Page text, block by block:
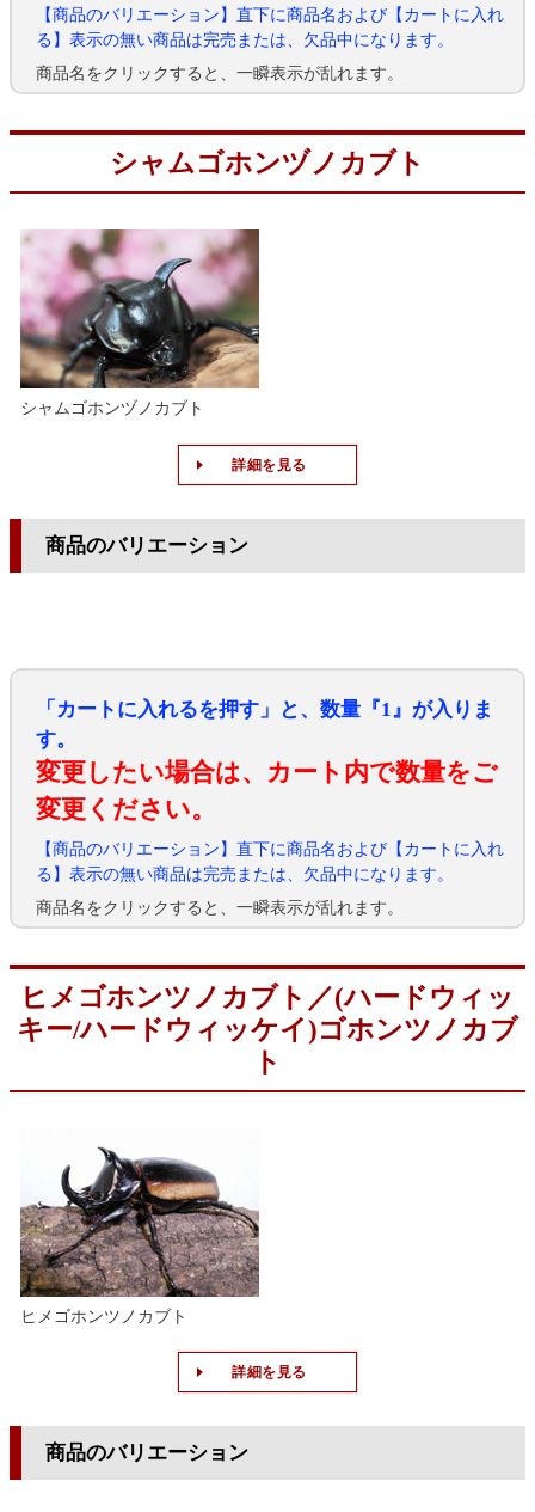
【商品のバリエーション】直下に商品名および【カートに入れ
る】表示の無い商品は完売または、欠品中になります。
商品名をクリックすると、一瞬表示が乱れます。
シャムゴホンヅノカブト
シャムゴホンヅノカブト
詳細を見る
商品のバリエーション
「カートに入れるを押す」と、数量『1』が入りま
す。
変更したい場合は、カート内で数量をご
変更ください。
【商品のバリエーション】直下に商品名および【カートに入れ
る】表示の無い商品は完売または、欠品中になります。
商品名をクリックすると、一瞬表示が乱れます。
ヒメゴホンツノカブト／(ハードウィッ
キー/ハードウィッケイ)ゴホンツノカブ
ト
ヒメゴホンツノカブト
詳細を見る
商品のバリエーション